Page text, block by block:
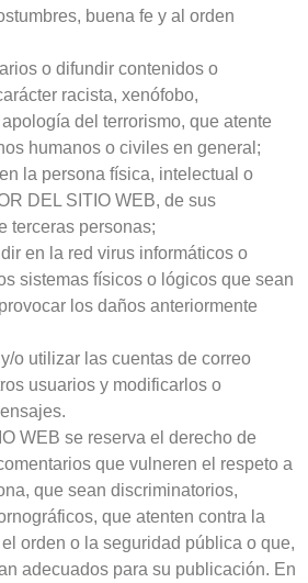
buena fe y al orden
o difundir contenidos o
racista, xenófobo,
del terrorismo, que atente
humanos o civiles en general;
la persona física, intelectual o
DEL SITIO WEB, de sus
terceras personas;
en la red virus informáticos o
sistemas físicos o lógicos que sean
los daños anteriormente
o utilizar las cuentas de correo
usuarios y modificarlos o
WEB se reserva el derecho de
que vulneren el respeto a
que sean discriminatorios,
que atenten contra la
orden o la seguridad pública o que,
adecuados para su publicación. En